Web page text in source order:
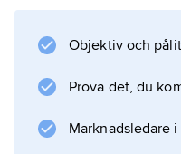
2
genom källor till
lägre) och till
Objektiv och
Prova det, du
Marknadsledare